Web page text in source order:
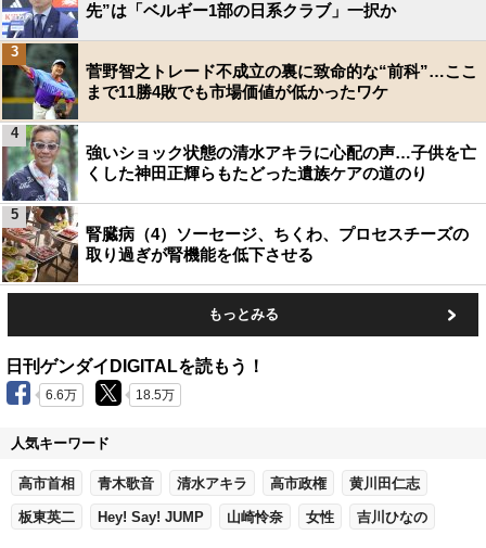
先”は「ベルギー1部の日系クラブ」一択か
菅野智之トレード不成立の裏に致命的な“前科”…ここ
まで11勝4敗でも市場価値が低かったワケ
3
強いショック状態の清水アキラに心配の声…子供を亡
くした神田正輝らもたどった遺族ケアの道のり
4
腎臓病（4）ソーセージ、ちくわ、プロセスチーズの
取り過ぎが腎機能を低下させる
5
もっとみる
日刊ゲンダイDIGITALを読もう！
6.6万 18.5万
人気キーワード
高市首相 青木歌音 清水アキラ 高市政権 黄川田仁志
板東英二 Hey! Say! JUMP 山崎怜奈 女性 吉川ひなの